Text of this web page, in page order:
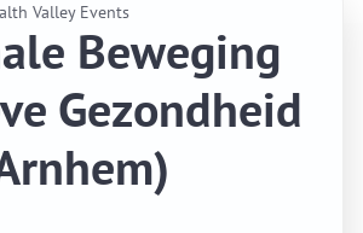
Valley Events
Beweging
Gezondheid